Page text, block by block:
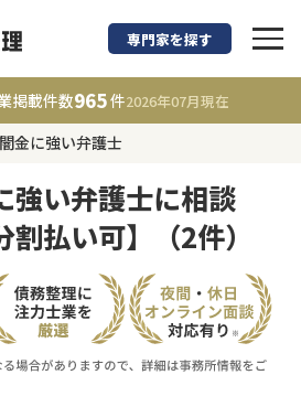
債務整理に強い弁
事務所 965
件
更新日 : 2026年07月31日
相談内容で探す
借金返済相談・交渉
費用相場
専門家を探す
掲載件数965件2026年07月現在
金に強い弁護士
強い弁護士に相談
割払い可】（2件）